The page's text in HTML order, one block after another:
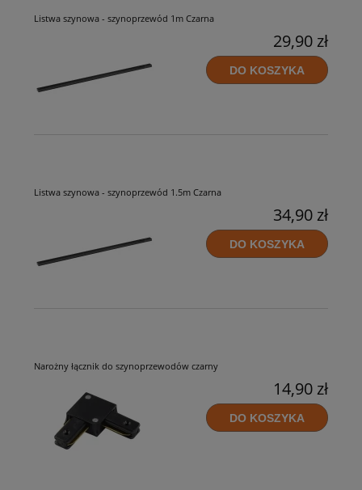
Listwa szynowa - szynoprzewód 1m Czarna
29,90 zł
DO KOSZYKA
Listwa szynowa - szynoprzewód 1.5m Czarna
34,90 zł
DO KOSZYKA
Narożny łącznik do szynoprzewodów czarny
14,90 zł
DO KOSZYKA